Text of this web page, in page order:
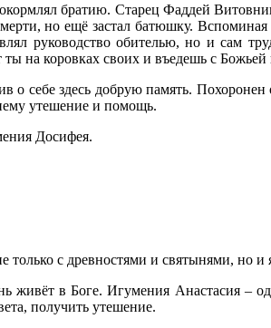
братию. Старец Фаддей
но ещё застал батюшку.
руководство обителью, но и сам
на коровках своих и въедешь с
о себе здесь добрую память.
утешение и помощь.
Досифея.
только с древностями и святынями,
живёт в Боге. Игумения Анастасия –
получить утешение.